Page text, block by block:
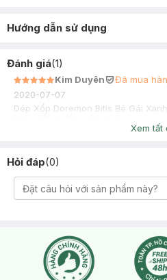
Hướng dẫn sử dụng
Đánh giá(1)
Kim Duyên
Đã mua
2020-07-07
Dép Xốp Doremon Bitis Bé Gái
Xem tất
Hỏi đáp(0)